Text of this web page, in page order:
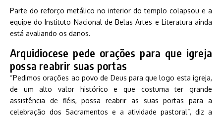
Parte do reforço metálico no interior do templo colapsou e a
equipe do Instituto Nacional de Belas Artes e Literatura ainda
está avaliando os danos.
Arquidiocese pede orações para que igreja
possa reabrir suas portas
“Pedimos orações ao povo de Deus para que logo esta igreja,
de um alto valor histórico e que costuma ter grande
assistência de fiéis, possa reabrir as suas portas para a
celebração dos Sacramentos e a atividade pastoral”, diz a